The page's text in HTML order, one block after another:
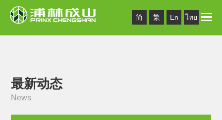
简 繁 En ไทย Toggle
最新动态
News